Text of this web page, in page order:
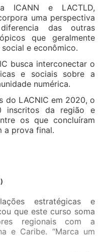
ICANN e LACTLD,
uma perspectiva
das outras
que geralmente
e econômico.
busca interconectar o
e sociais sobre a
numérica.
do LACNIC em 2020, o
inscritos da região e
os que concluíram
a prova final.
estratégicas e
que este curso soma
regionais com a
e Caribe. “Marca um